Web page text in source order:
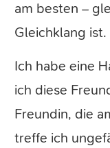
am besten –
Gleichklang ist.
Ich habe eine
ich diese
Freundin, die
treffe ich